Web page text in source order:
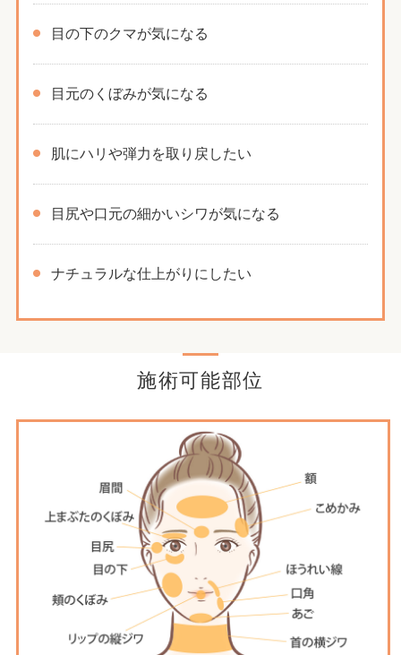
目の下のクマが気になる
目元のくぼみが気になる
肌にハリや弾力を取り戻したい
目尻や口元の細かいシワが気になる
ナチュラルな仕上がりにしたい
施術可能部位